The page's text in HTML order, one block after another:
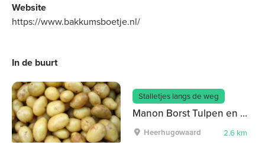
Website
https://www.bakkumsboetje.nl/
In de buurt
Stalletjes langs de weg
Manon Borst Tulpen en Aardappels
Heerhugowaard 2.6 km